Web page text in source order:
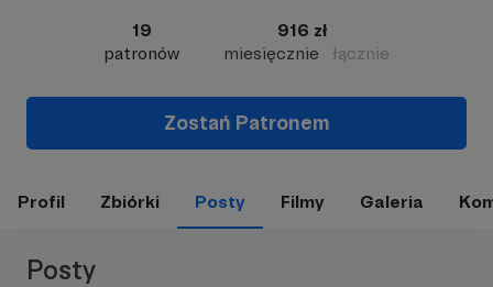
19
patronów
916 zł
miesięcznie
łącznie
Zostań Patronem
Profil Zbiórki Posty Filmy Galeria
Posty